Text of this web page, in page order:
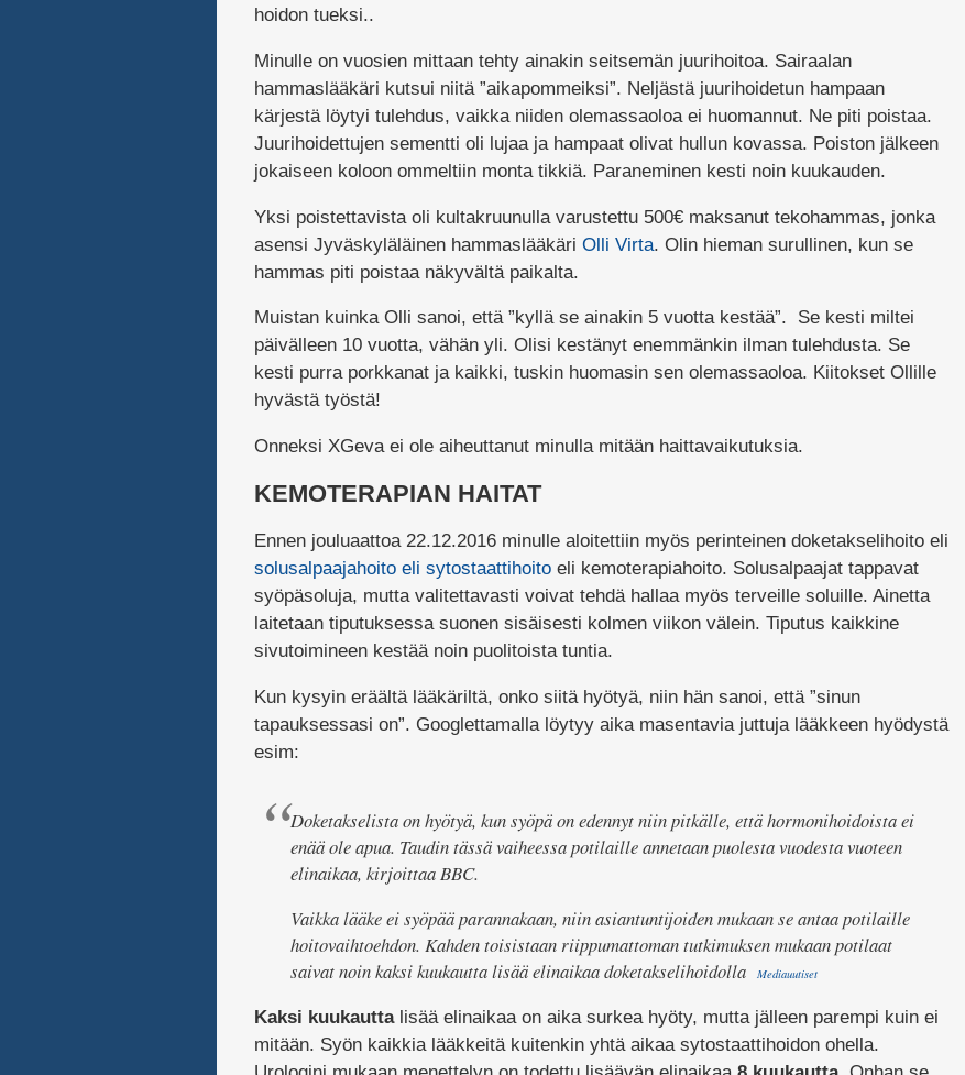
hoidon tueksi..
Minulle on vuosien mittaan tehty ainakin seitsemän juurihoitoa. Sairaalan
hammaslääkäri kutsui niitä ”aikapommeiksi”. Neljästä juurihoidetun hampaan
kärjestä löytyi tulehdus, vaikka niiden olemassaoloa ei huomannut. Ne piti poistaa.
Juurihoidettujen sementti oli lujaa ja hampaat olivat hullun kovassa. Poiston jälkeen
jokaiseen koloon ommeltiin monta tikkiä. Paraneminen kesti noin kuukauden.
Yksi poistettavista oli kultakruunulla varustettu 500€ maksanut tekohammas, jonka
asensi Jyväskyläläinen hammaslääkäri Olli Virta. Olin hieman surullinen, kun se
hammas piti poistaa näkyvältä paikalta.
Muistan kuinka Olli sanoi, että ”kyllä se ainakin 5 vuotta kestää”. Se kesti miltei
päivälleen 10 vuotta, vähän yli. Olisi kestänyt enemmänkin ilman tulehdusta. Se
kesti purra porkkanat ja kaikki, tuskin huomasin sen olemassaoloa. Kiitokset Ollille
hyvästä työstä!
Onneksi XGeva ei ole aiheuttanut minulla mitään haittavaikutuksia.
KEMOTERAPIAN HAITAT
Ennen jouluaattoa 22.12.2016 minulle aloitettiin myös perinteinen doketakselihoito eli
solusalpaajahoito eli sytostaattihoitoeli kemoterapiahoito. Solusalpaajat tappavat
syöpäsoluja, mutta valitettavasti voivat tehdä hallaa myös terveille soluille. Ainetta
laitetaan tiputuksessa suonen sisäisesti kolmen viikon välein. Tiputus kaikkine
sivutoimineen kestää noin puolitoista tuntia.
Kun kysyin eräältä lääkäriltä, onko siitä hyötyä, niin hän sanoi, että ”sinun
tapauksessasi on”. Googlettamalla löytyy aika masentavia juttuja lääkkeen hyödystä
esim:
Doketakselista on hyötyä, kun syöpä on edennyt niin pitkälle, että hormonihoidoista ei
enää ole apua. Taudin tässä vaiheessa potilaille annetaan puolesta vuodesta vuoteen
elinaikaa, kirjoittaa BBC.
Vaikka lääke ei syöpää parannakaan, niin asiantuntijoiden mukaan se antaa potilaille
hoitovaihtoehdon. Kahden toisistaan riippumattoman tutkimuksen mukaan potilaat
saivat noin kaksi kuukautta lisää elinaikaa doketakselihoidollaMediauutiset
Kaksi kuukauttalisää elinaikaa on aika surkea hyöty, mutta jälleen parempi kuin ei
mitään. Syön kaikkia lääkkeitä kuitenkin yhtä aikaa sytostaattihoidon ohella.